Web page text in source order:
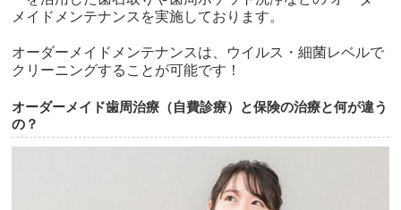
メイドメンテナンスを実施しております。
オーダーメイドメンテナンスは、ウイルス・細菌レベルで
クリーニングすることが可能です！
オーダーメイド歯周治療（自費診療）と保険の治療と何が違う
の？